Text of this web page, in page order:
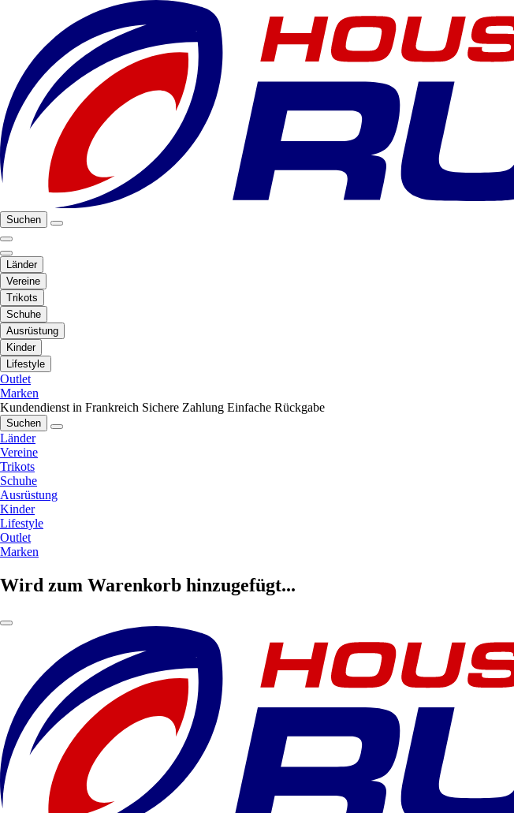
Suchen
Länder
Vereine
Trikots
Schuhe
Ausrüstung
Kinder
Lifestyle
Outlet
Marken
Kundendienst in Frankreich Sichere Zahlung Einfache Rückgabe
Suchen
Länder
Vereine
Trikots
Schuhe
Ausrüstung
Kinder
Lifestyle
Outlet
Marken
Wird zum Warenkorb hinzugefügt...